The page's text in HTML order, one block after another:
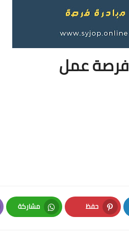
فرصة عمل
حفظ
Pinterest
مشاركة
Whatsapp